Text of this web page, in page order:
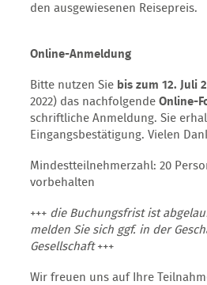
den ausgewiesenen Reisepreis.
Online-Anmeldung
Bitte nutzen Sie bis zum 12. Juli
2022) das nachfolgende Online-
schriftliche Anmeldung. Sie
Eingangsbestätigung. Vielen
Mindestteilnehmerzahl: 20
vorbehalten
+++ die Buchungsfrist ist
melden Sie sich ggf. in der
Gesellschaft+++
Wir freuen uns auf Ihre